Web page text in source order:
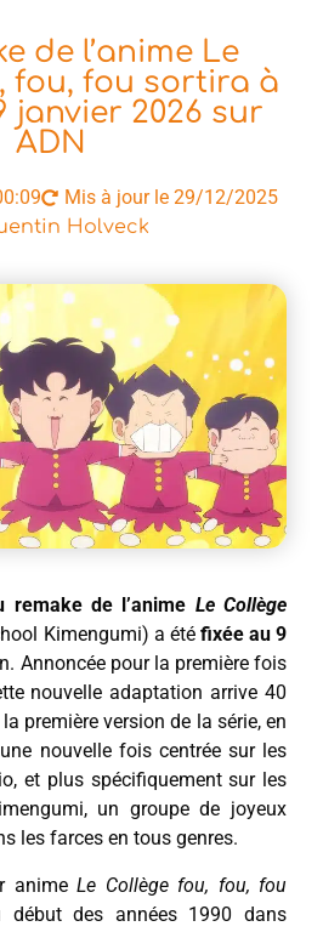
de l’anime Le
fou, fou sortira à
janvier 2026 sur
ADN
Mis à jour le 29/12/2025
Holveck
remake de l’anime Le Collège
Kimengumi) a étéfixée au 9
Annoncée pour la première fois
nouvelle adaptation arrive 40
première version de la série, en
nouvelle fois centrée sur les
et plus spécifiquement sur les
un groupe de joyeux
les farces en tous genres.
animeLe Collège fou, fou, fou
des années 1990 dans